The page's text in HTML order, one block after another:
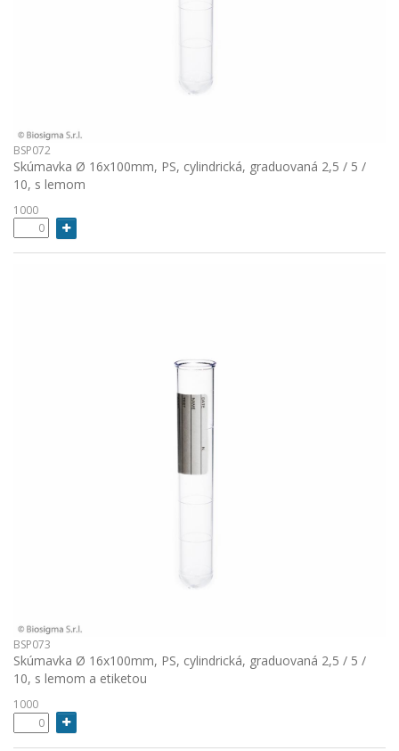
BSP072
Skúmavka Ø 16x100mm, PS, cylindrická, graduovaná 2,5 / 5 /
10, s lemom
1000
BSP073
Skúmavka Ø 16x100mm, PS, cylindrická, graduovaná 2,5 / 5 /
10, s lemom a etiketou
1000